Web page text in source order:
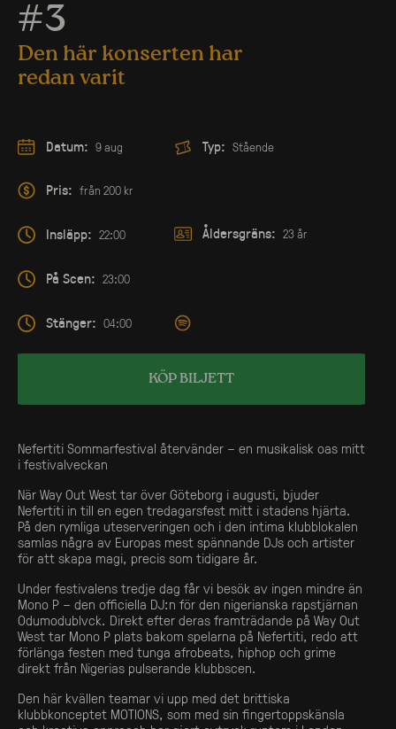
#3
Den här konserten har
redan varit
Datum: 9 aug
Pris: från 200 kr
Insläpp: 22:00
På Scen: 23:00
Stänger: 04:00
Typ: Stående
Åldersgräns: 23 år
KÖP BILJETT
Nefertiti Sommarfestival återvänder – en musikalisk oas mitt
i festivalveckan
När Way Out West tar över Göteborg i augusti, bjuder
Nefertiti in till en egen tredagarsfest mitt i stadens hjärta.
På den rymliga uteserveringen och i den intima klubblokalen
samlas några av Europas mest spännande DJs och artister
för att skapa magi, precis som tidigare år.
Under festivalens tredje dag får vi besök av ingen mindre än
Mono P – den officiella DJ:n för den nigerianska rapstjärnan
Odumodublvck. Direkt efter deras framträdande på Way Out
West tar Mono P plats bakom spelarna på Nefertiti, redo att
förlänga festen med tunga afrobeats, hiphop och grime
direkt från Nigerias pulserande klubbscen.
Den här kvällen teamar vi upp med det brittiska
klubbkonceptet MOTIONS, som med sin fingertoppskänsla